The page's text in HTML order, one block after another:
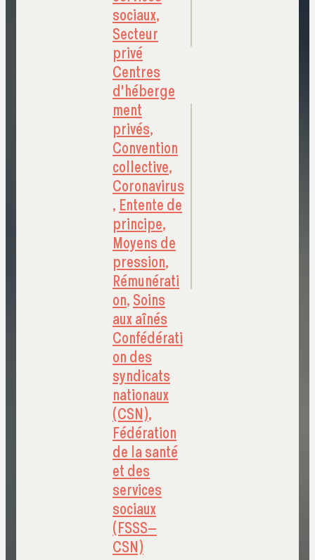
sociaux,
Secteur
privé
Centres
d'héberge
ment
privés,
Convention
collective,
Coronavirus
,Entente de
principe,
Moyens de
pression,
Rémunérati
on,Soins
aux aînés
Confédérati
on des
syndicats
nationaux
(CSN),
Fédération
de la santé
et des
services
sociaux
(FSSS–
CSN)